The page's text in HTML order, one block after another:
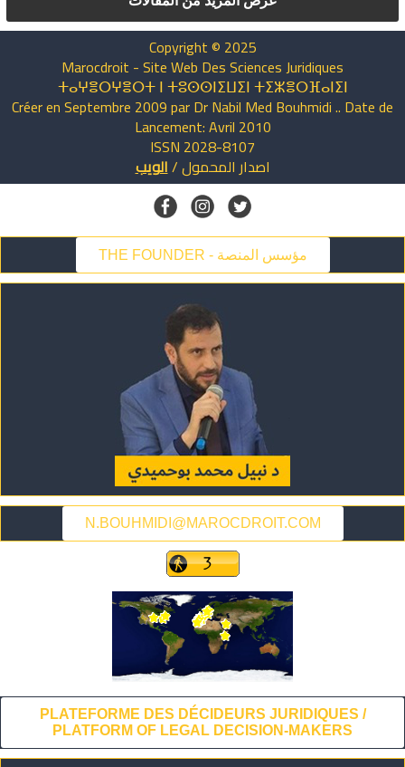
Copyright © 2025
Marocdroit - Site Web Des Sciences Juridiques
ⵜⴰⵖⴻⵔⵖⴻⵔⵜ ⵏ ⵜⵓⵙⵙⵏⵉⵡⵉⵏ ⵜⵉⵣⴻⵔⴼⴰⵏⵉⵏ
Créer en Septembre 2009 par Dr Nabil Med Bouhmidi .. Date de
Lancement: Avril 2010
ISSN 2028-8107
اصدارالمحمول/الويب
THE FOUNDER - مؤسس المنصة
N.BOUHMIDI@MAROCDROIT.COM
PLATEFORME DES DÉCIDEURS JURIDIQUES /
PLATFORM OF LEGAL DECISION-MAKERS